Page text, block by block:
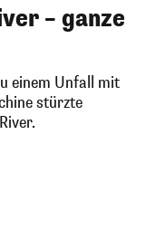
– ganze
einem Unfall mit
stürzte